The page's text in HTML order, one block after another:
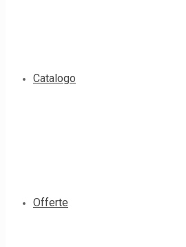
Catalogo
Offerte